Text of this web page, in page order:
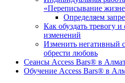
«Переписывание
Определяем
Как обуздать тревогу и
изменений
Изменить негативный
обрести любовь
Cеансы Access Bars® в
Обучение Access Bars® в